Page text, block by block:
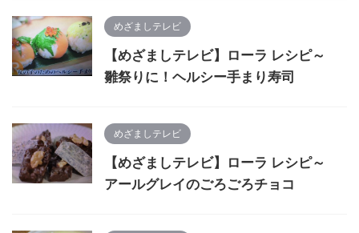
めざましテレビ
【めざましテレビ】ローラ レシピ～
雛祭りに！ヘルシー手まり寿司
めざましテレビ
【めざましテレビ】ローラ レシピ～
アールグレイのごろごろチョコ